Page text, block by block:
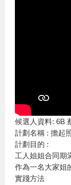
候選人資料: 6B
計劃名稱 : 擔起
計劃目的 :
工人姐姐合同期
作為一名大家姐
實踐方法